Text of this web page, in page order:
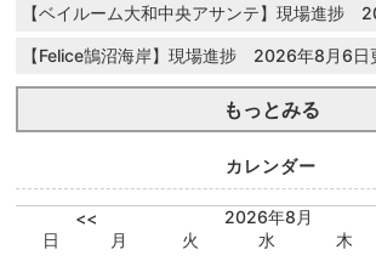
【ベイルーム大和中央アサンテ】現場進捗
【Felice鵠沼海岸】現場進捗 2026年8月6日
もっとみる
カレンダー
<<
2026年8月
日
月 火 水 木